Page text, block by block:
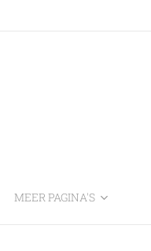
MEER PAGINA'S